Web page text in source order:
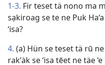
1-3. Fir teset tä nono ma
sạkiroag se te ne Puk
‘isa?
4. (a) Hün se teset tä rū ne
rak‘ȧk se ‘isa tēet ne täe